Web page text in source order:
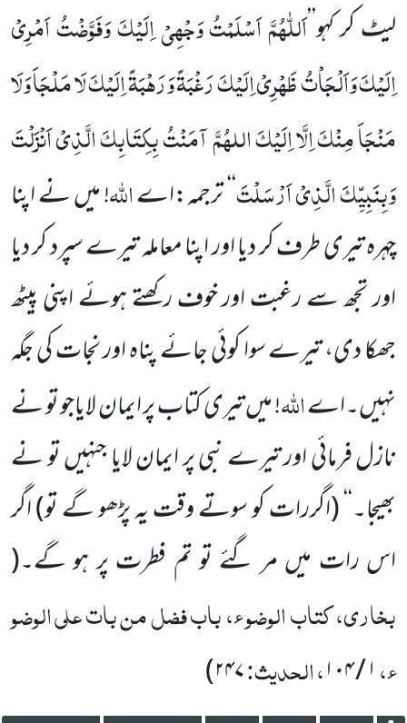
لیٹ کر کہو’’اَللّٰہُمَّ اَسْلَمْتُ وَجْہِیْ اِلَیْکَ وَفَوَّضْتُ اَمْرِیْ
اِلَیْکَ وَاَلْجَاْتُ ظَہْرِیْ اِلَیْکَ رَغْبَۃًوَرَہْبَۃًاِلَیْکَ لَا مَلْجَاَ وَلَا
مَنْجَاَ مِنْکَ اِلَّا اِلَیْکَ اللہُمَّ آمَنْتُ بِکِتَابِکَ الَّذِیْ اَنْزَلْتَ
وَبِنَبِیِّکَ الَّذِیْ اَرْسَلْتَ‘‘ترجمہ:اےاللہ! میں نے اپنا
چہرہ تیری طرف کر دیا اور اپنا معاملہ تیرے سپرد کر دیا
اور تجھ سے رغبت اور خوف رکھتے ہوئے اپنیپیٹھ
جھکا دی، تیرے سوا کوئی جائے پناہ اور نجات کی جگہ
نہیں۔اےاللہ! میں تیری کتاب پر ایمان لایاجو تونے
نازل فرمائیاور تیرے نبی پر ایمان لایا جنہیں تو نے
بھیجا۔‘‘(اگررات کو سوتے وقت یہ پڑھو گے تو)اگر
اس رات میں مر گئے تو تم فطرت پر ہو گے۔(
بخاری، کتاب الوضو ء، باب فضل من بات علی الوضو
ء،۱/۱۰۴، الحدیث:۲۴۷)